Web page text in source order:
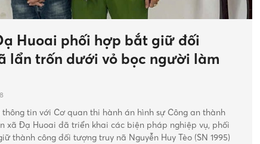
Huoai phối hợp bắt giữ đối
lẩn trốn dưới vỏ bọc người làm
tin với Cơ quan thi hành án hình sự Công an thành
xã Đạ Huoai đã triển khai các biện pháp nghiệp vụ, phối
thành công đối tượng truy nã Nguyễn Huy Tèo (SN 1995)